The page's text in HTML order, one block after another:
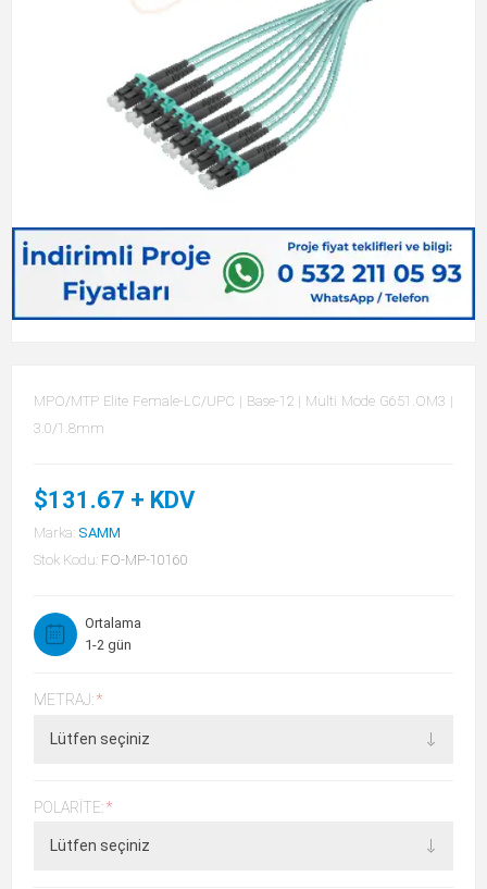
MPO/MTP Elite Female-LC/UPC | Base-12 | Multi Mode G651.OM3 |
3.0/1.8mm
$131.67 + KDV
Marka: SAMM
Stok Kodu: FO-MP-10160
Ortalama
1-2 gün
METRAJ:*
POLARITE:*